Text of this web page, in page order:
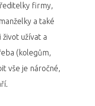
firmy,
a také
život užívat a
(kolegům,
vše je náročné,